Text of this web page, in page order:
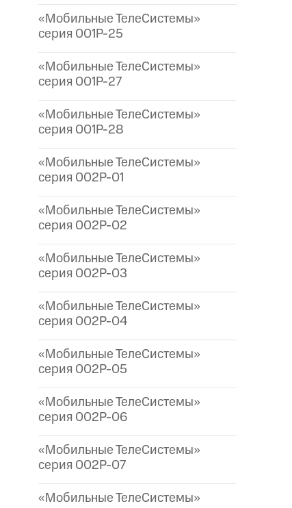
«Мобильные ТелеСистемы»
серия 001P-25
«Мобильные ТелеСистемы»
серия 001P-27
«Мобильные ТелеСистемы»
серия 001P-28
«Мобильные ТелеСистемы»
серия 002P-01
«Мобильные ТелеСистемы»
серия 002P-02
«Мобильные ТелеСистемы»
серия 002P-03
«Мобильные ТелеСистемы»
серия 002P-04
«Мобильные ТелеСистемы»
серия 002P-05
«Мобильные ТелеСистемы»
серия 002P-06
«Мобильные ТелеСистемы»
серия 002P-07
«Мобильные ТелеСистемы»